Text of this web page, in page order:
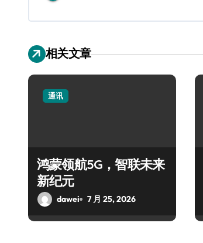
相关文章
通讯
鸿蒙领航5G，智联未来
新纪元
dawei 7 月 25, 2026